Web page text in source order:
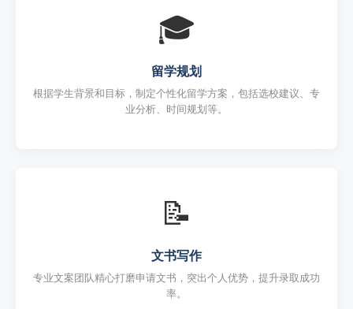
🎓
留学规划
根据学生背景和目标，制定个性化留学方案，包括选校建议、专
业分析、时间规划等。
📝
文书写作
专业文案团队精心打磨申请文书，突出个人优势，提升录取成功
率。